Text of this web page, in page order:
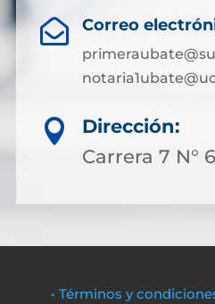
 Correo

Dirección:
Carrera 7 N°
• Términos y